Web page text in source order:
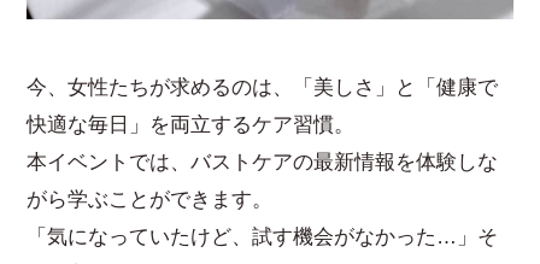
今、女性たちが求めるのは、「美しさ」と「健康で
快適な毎日」を両立するケア習慣。
本イベントでは、バストケアの最新情報を体験しな
がら学ぶことができます。
「気になっていたけど、試す機会がなかった…」そ